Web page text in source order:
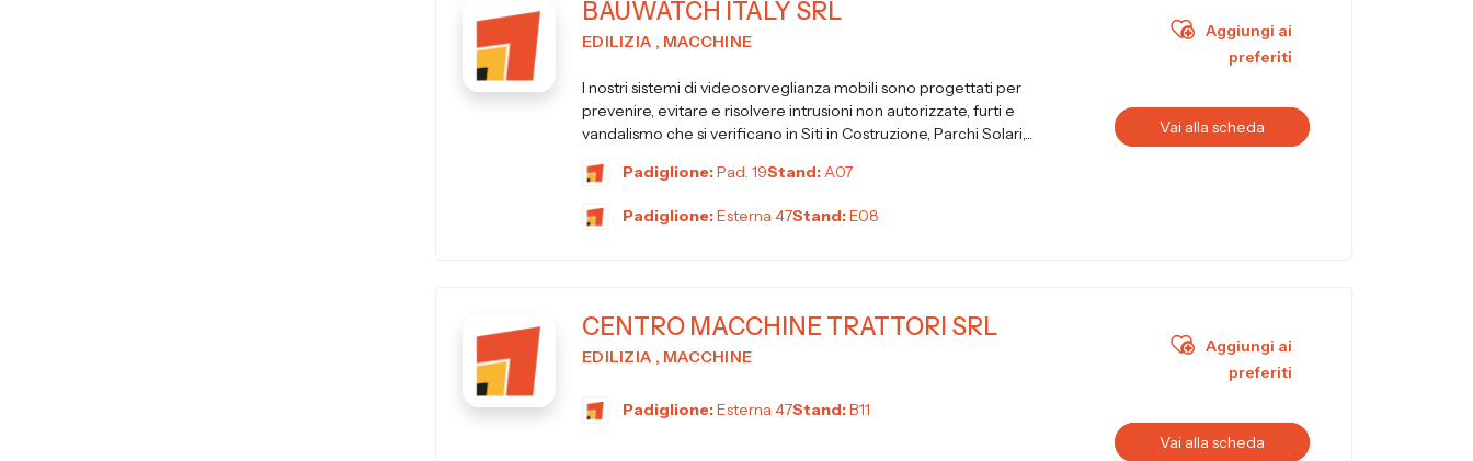
BAUWATCH ITALY SRL
EDILIZIA , MACCHINE
I nostri sistemi di videosorveglianza mobili sono progettati per
prevenire, evitare e risolvere intrusioni non autorizzate, furti e
vandalismo che si verificano in Siti in Costruzione, Parchi Solari,...
Padiglione:Pad. 19Stand:A07
Padiglione:Esterna 47Stand:E08
Aggiungi ai
preferiti
Vai alla scheda
CENTRO MACCHINE TRATTORI SRL
EDILIZIA , MACCHINE
Padiglione:Esterna 47Stand:B11
Aggiungi ai
preferiti
Vai alla scheda